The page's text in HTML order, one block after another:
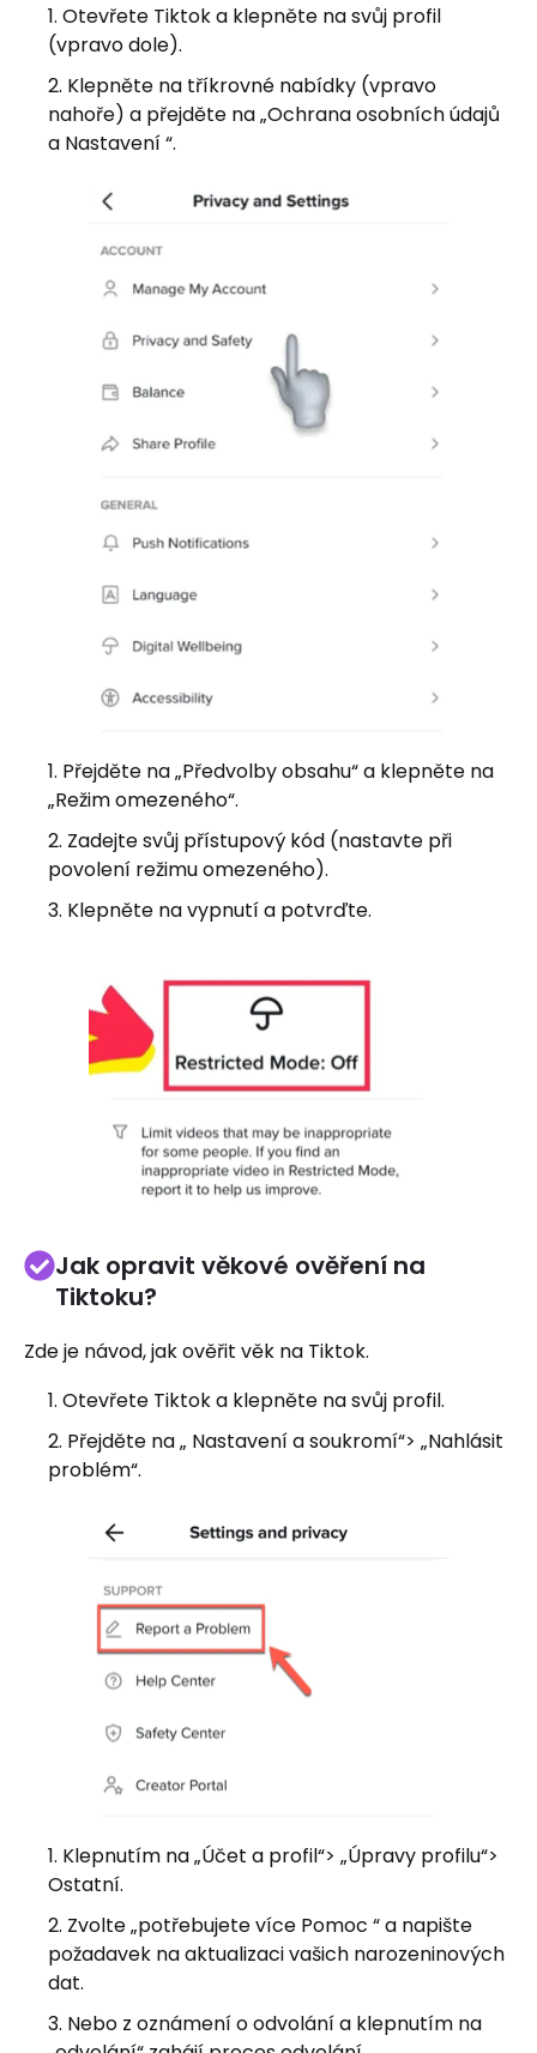
Otevřete Tiktok a klepněte na svůj profil
(vpravo dole).
Klepněte na tříkrovné nabídky (vpravo
nahoře) a přejděte na „Ochrana osobních údajů
a Nastavení “.
Přejděte na „Předvolby obsahu“ a klepněte na
„Režim omezeného“.
Zadejte svůj přístupový kód (nastavte při
povolení režimu omezeného).
Klepněte na vypnutí a potvrďte.
Jak opravit věkové ověření na
Tiktoku?
Zde je návod, jak ověřit věk na Tiktok.
Otevřete Tiktok a klepněte na svůj profil.
Přejděte na „ Nastavení a soukromí“> „Nahlásit
problém“.
Klepnutím na „Účet a profil“> „Úpravy profilu“>
Ostatní.
Zvolte „potřebujete více Pomoc “ a napište
požadavek na aktualizaci vašich narozeninových
dat.
Nebo z oznámení o odvolání a klepnutím na